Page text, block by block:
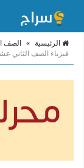
الرئيسية » الصف
فيزياء الصف الثاني